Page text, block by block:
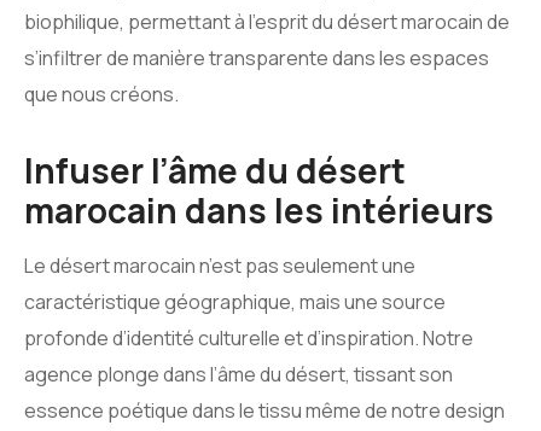
biophilique, permettant à l’esprit du désert marocain de
s’infiltrer de manière transparente dans les espaces
que nous créons.
Infuser l’âme du désert
marocain dans les intérieurs
Le désert marocain n’est pas seulement une
caractéristique géographique, mais une source
profonde d’identité culturelle et d’inspiration. Notre
agence plonge dans l’âme du désert, tissant son
essence poétique dans le tissu même de notre design